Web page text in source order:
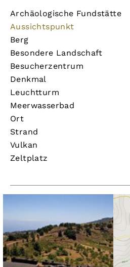
Archäologische Fundstätte
Aussichtspunkt
Berg
Besondere Landschaft
Besucherzentrum
Denkmal
Leuchtturm
Meerwasserbad
Ort
Strand
Vulkan
Zeltplatz